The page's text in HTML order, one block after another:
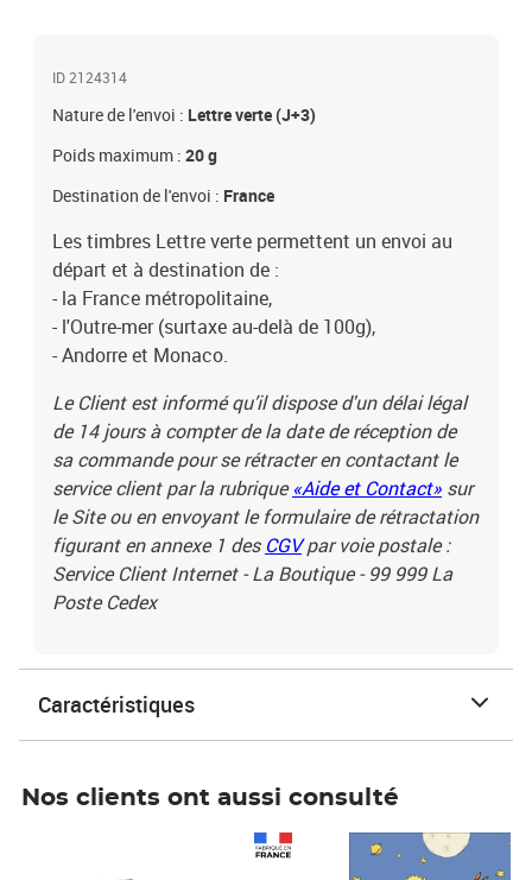
ID 2124314
Nature de l'envoi : Lettre verte (J+3)
Poids maximum : 20 g
Destination de l'envoi : France
Les timbres Lettre verte permettent un envoi au
départ et à destination de :
- la France métropolitaine,
- l'Outre-mer (surtaxe au-delà de 100g),
- Andorre et Monaco.
Le Client est informé qu’il dispose d'un délai légal
de 14 jours à compter de la date de réception de
sa commande pour se rétracter en contactant le
service client par la rubrique«Aide et Contact» sur
le Site ou en envoyant le formulaire de rétractation
figurant en annexe 1 des CGVpar voie postale :
Service Client Internet - La Boutique - 99 999 La
Poste Cedex
Caractéristiques
Nos clients ont aussi consulté
Prix 7,50€